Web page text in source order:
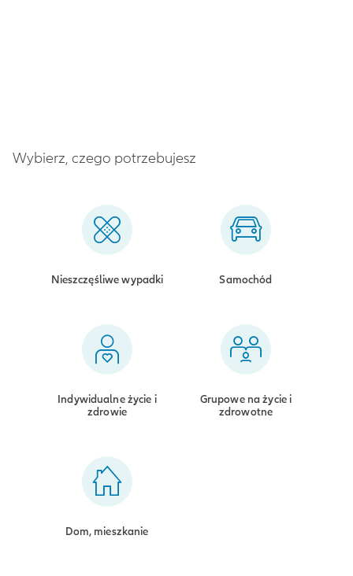
Wybierz, czego potrzebujesz
Nieszczęśliwe wypadki Samochód
Indywidualne życie i
zdrowie
Grupowe na życie i
zdrowotne
Dom, mieszkanie